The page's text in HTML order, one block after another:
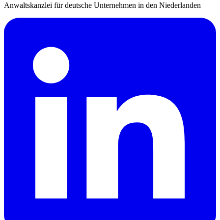
Anwaltskanzlei für deutsche Unternehmen in den Niederlanden